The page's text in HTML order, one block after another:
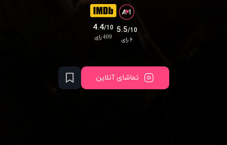
4.4/10
409 رای
5.5/10
۶ رای
تماشای آنلاین